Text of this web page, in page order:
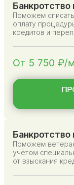
Банкротство
Поможем
оплату
кредитов и
От 5 750 ₽/
Поможем
учётом
от взыскания